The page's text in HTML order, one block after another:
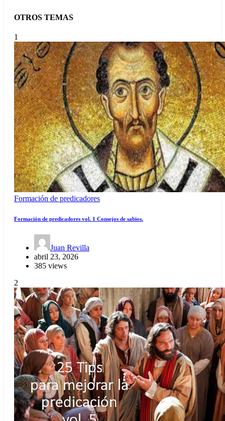
OTROS TEMAS
1
Formación de predicadores
Formación de predicadores vol. 1 Consejos de sabios.
Juan Revilla
abril 23, 2026
385 views
2